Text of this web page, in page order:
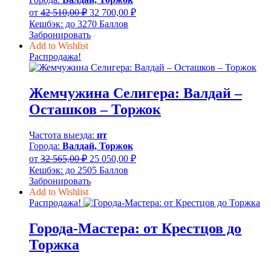
от 42 510,00₽ Первоначальная
цена
составляла
42
32 700,00 ₽Текущая
Кешбэк: до 3270 Баллов
Забронировать
Add to Wishlist
Распродажа!
Жемчужина Селигера: Валдай –
Осташков – Торжок
Частота выезда: пт
Города: Валдай, Торжок
от 32 565,00₽ Первоначальная
цена
составляла
32
565,00 ₽.
25 050,00 ₽Текущая
Кешбэк: до 2505 Баллов
Забронировать
Add to Wishlist
Распродажа!
Города-Мастера: от Крестцов до
Торжка